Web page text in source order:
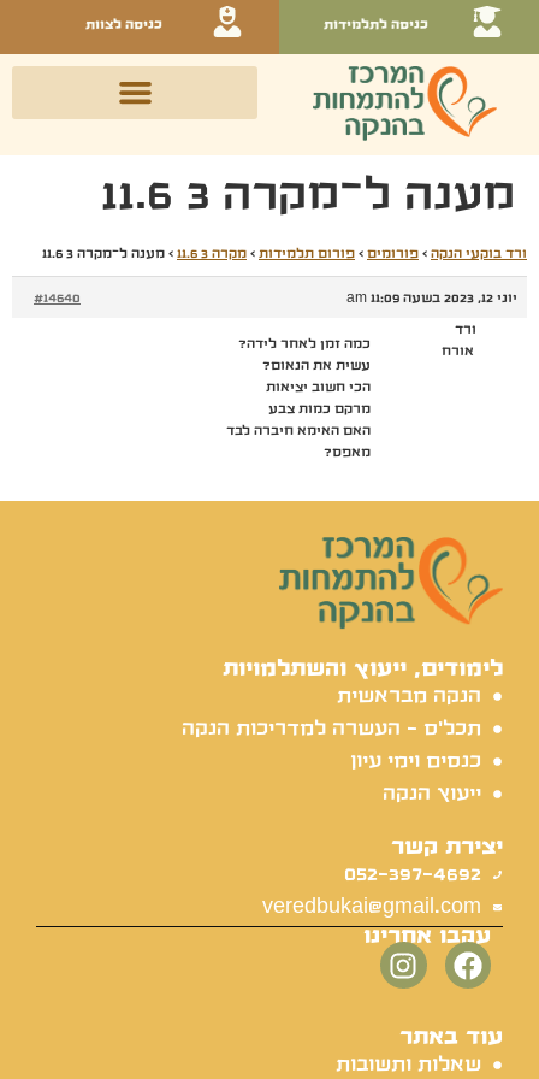
כניסה לתלמידות כניסה לצוות
מענה ל־מקרה 3 11.6
ורד בוקעי הנקה › פורומים › פורום תלמידות › מקרה 3 11.6 › מענה ל־מקרה 3 11.6
יוני 12, 2023 בשעה 11:09 am #14640
ורד
אורח
כמה זמן לאחר לידה?
עשית את הנאום?
הכי חשוב יציאות
מרקם כמות צבע
האם האימא חיברה לבד
מאפס?
לימודים, ייעוץ והשתלמויות
הנקה מבראשית
תכל'ס - העשרה למדריכות הנקה
כנסים וימי עיון
ייעוץ הנקה
יצירת קשר
052-397-4692
veredbukai@gmail.com
עקבו אחרינו
עוד באתר
שאלות ותשובות